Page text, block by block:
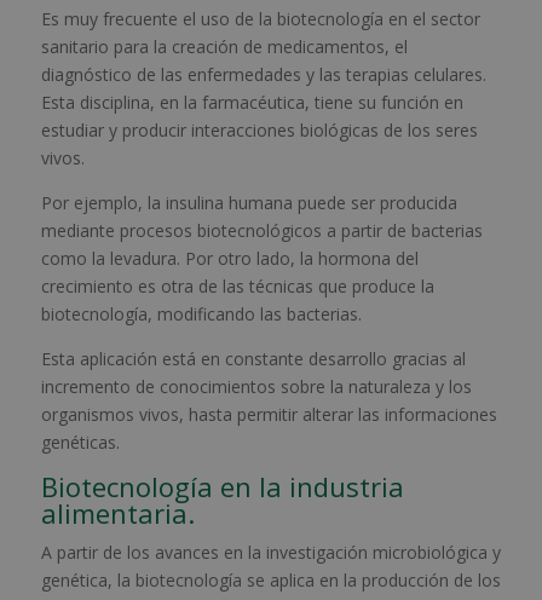
Es muy frecuente el uso de la biotecnología en el sector
sanitario para la creación de medicamentos, el
diagnóstico de las enfermedades y las terapias celulares.
Esta disciplina, en la farmacéutica, tiene su función en
estudiar y producir interacciones biológicas de los seres
vivos.
Por ejemplo, la insulina humana puede ser producida
mediante procesos biotecnológicos a partir de bacterias
como la levadura. Por otro lado, la hormona del
crecimiento es otra de las técnicas que produce la
biotecnología, modificando las bacterias.
Esta aplicación está en constante desarrollo gracias al
incremento de conocimientos sobre la naturaleza y los
organismos vivos, hasta permitir alterar las informaciones
genéticas.
Biotecnología en la industria
alimentaria.
A partir de los avances en la investigación microbiológica y
genética, la biotecnología se aplica en la producción de los